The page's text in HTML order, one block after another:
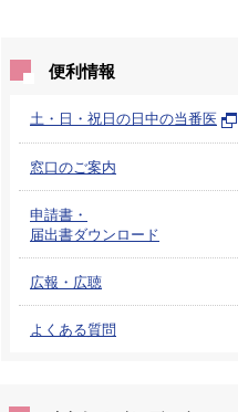
便利情報
土・日・祝日の日中の当番医
窓口のご案内
申請書・
届出書ダウンロード
広報・広聴
よくある質問